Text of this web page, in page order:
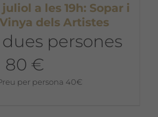
a les 19h: Sopar i
dels Artistes
persones
80 €
per persona 40€